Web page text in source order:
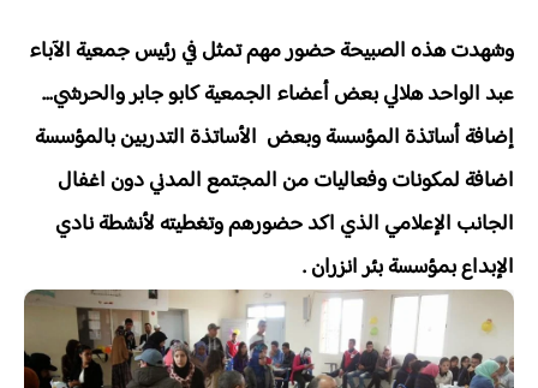
وشهدت هذه الصبيحة حضور مهم تمثل في رئيس جمعية الآباء
عبد الواحد هلالي بعض أعضاء الجمعية كابو جابر والحرشي...
إضافة أساتذة المؤسسة وبعض الأساتذة التدربين بالمؤسسة
اضافة لمكونات وفعاليات من المجتمع المدني دون اغفال
الجانب الإعلامي الذي اكد حضورهم وتغطيته لأنشطة نادي
الإبداع بمؤسسة بئر انزران .